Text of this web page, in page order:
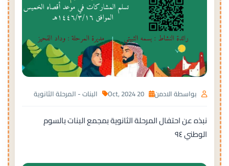
بواسطة الادمن البنات - المرحلة الثانوية
نبذه عن احتفال المرحلة الثانوية بمجمع البنات بالسوم
الوطني ٩٤